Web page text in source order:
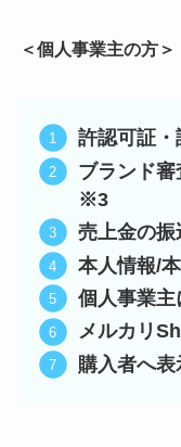
＜個人事業主の方＞
許認可証
ブランド
※3
売上金の
本人情報/
個人事業
メルカリ
購入者へ